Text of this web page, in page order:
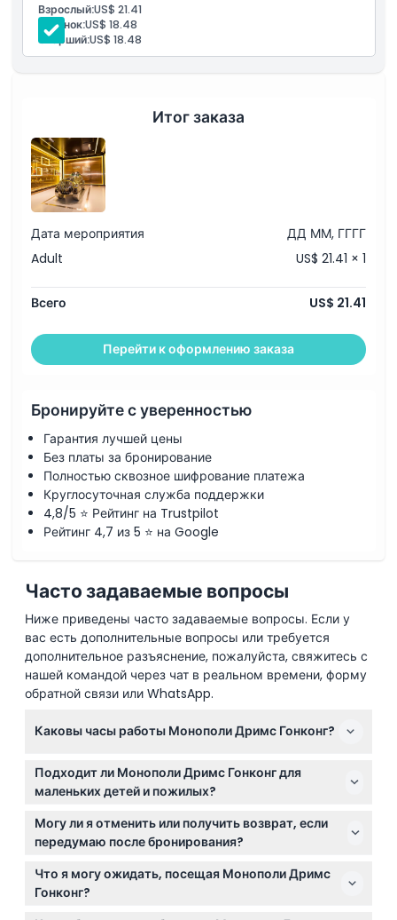
Политика в отношении детей и взрослых
Вещи, которые нужно знать
Местоположение
Взрослый:US$ 21.41
Ребенок:US$ 18.48
Старший:US$ 18.48
Итог заказа
Дата мероприятия
ДД ММ, ГГГГ
Adult
US$ 21.41 × 1
Всего US$ 21.41
Перейти к оформлению заказа
Бронируйте с уверенностью
Гарантия лучшей цены
Без платы за бронирование
Полностью сквозное шифрование платежа
Круглосуточная служба поддержки
4,8/5 ⭐ Рейтинг на Trustpilot
Рейтинг 4,7 из 5 ⭐ на Google
Часто задаваемые вопросы
Ниже приведены часто задаваемые вопросы. Если у
вас есть дополнительные вопросы или требуется
дополнительное разъяснение, пожалуйста, свяжитесь с
нашей командой через чат в реальном времени, форму
обратной связи или WhatsApp.
Каковы часы работы Монополи Дримс Гонконг?
Монополи Дримс Гонконг открыт ежедневно с 10:00
до 20:00, последний вход разрешен в 19:00
(возможны изменения — пожалуйста, уточняйте
при бронировании).
Подходит ли Монополи Дримс Гонконг для
маленьких детей и пожилых?
Да, дети до 3 лет проходят бесплатно, детские
билеты предназначены для детей от 3 до 11 лет, а
пожилые оплачивают по детскому тарифу.
Могу ли я отменить или получить возврат, если
передумаю после бронирования?
Билеты на Монополи Дримс Гонконг не подлежат
возврату и отмене, поэтому убедитесь в дате и
времени перед бронированием.
Что я могу ожидать, посещая Монополи Дримс
Гонконг?
Вас ждут увлекательные зоны с тематикой